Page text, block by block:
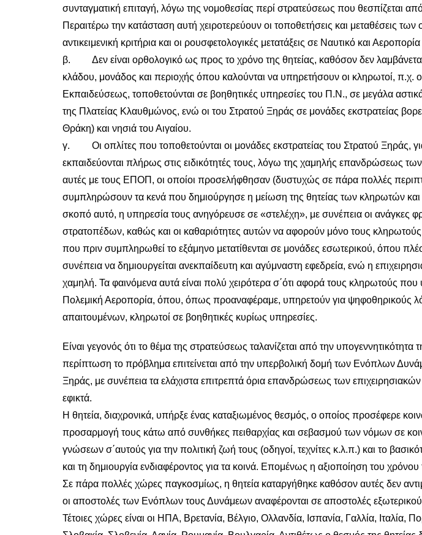
συνταγματική επιταγή, λόγω της νομοθεσίας περί στρατεύσεως που θεσπίζεται από
Περαιτέρω την κατάσταση αυτή χειροτερεύουν οι τοποθετήσεις και μεταθέσεις των
αντικειμενική κριτήρια και οι ρουσφετολογικές μετατάξεις σε Ναυτικό και
β. Δεν είναι ορθολογικό ως προς το χρόνο της θητείας, καθόσον δεν
κλάδου, μονάδος και περιοχής όπου καλούνται να υπηρετήσουν οι κληρωτοί, π.χ.
Εκπαιδεύσεως, τοποθετούνται σε βοηθητικές υπηρεσίες του Π.Ν., σε μεγάλα
της Πλατείας Κλαυθμώνος, ενώ οι του Στρατού Ξηράς σε μονάδες εκστρατείας
Θράκη) και νησιά του Αιγαίου.
γ. Οι οπλίτες που τοποθετούνται οι μονάδες εκστρατείας του Στρατού Ξηράς,
εκπαιδεύονται πλήρως στις ειδικότητές τους, λόγω της χαμηλής επανδρώσεως
αυτές με τους ΕΠΟΠ, οι οποίοι προσελήφθησαν (δυστυχώς σε πάρα πολλές
συμπληρώσουν τα κενά που δημιούργησε η μείωση της θητείας των κληρωτών και
σκοπό αυτό, η υπηρεσία τους ανηγόρευσε σε «στελέχη», με συνέπεια οι ανάγκες
στρατοπέδων, καθώς και οι καθαριότητες αυτών να αφορούν μόνο τους
που πριν συμπληρωθεί το εξάμηνο μετατίθενται σε μονάδες εσωτερικού, όπου
συνέπεια να δημιουργείται ανεκπαίδευτη και αγύμναστη εφεδρεία, ενώ η
χαμηλή. Τα φαινόμενα αυτά είναι πολύ χειρότερα σ΄ότι αφορά τους κληρωτούς
Πολεμική Αεροπορία, όπου, όπως προαναφέραμε, υπηρετούν για ψηφοθηρικούς
απαιτουμένων, κληρωτοί σε βοηθητικές κυρίως υπηρεσίες.
Είναι γεγονός ότι το θέμα της στρατεύσεως ταλανίζεται από την
περίπτωση το πρόβλημα επιτείνεται από την υπερβολική δομή των Ενόπλων
Ξηράς, με συνέπεια τα ελάχιστα επιτρεπτά όρια επανδρώσεως των
εφικτά.
Η θητεία, διαχρονικά, υπήρξε ένας καταξιωμένος θεσμός, ο οποίος προσέφερε
προσαρμογή τους κάτω από συνθήκες πειθαρχίας και σεβασμού των νόμων σε
γνώσεων σ΄αυτούς για την πολιτική ζωή τους (οδηγοί, τεχνίτες κ.λ.π.) και το
και τη δημιουργία ενδιαφέροντος για τα κοινά. Επομένως η αξιοποίηση του χρόνου
Σε πάρα πολλές χώρες παγκοσμίως, η θητεία καταργήθηκε καθόσον αυτές δεν
οι αποστολές των Ενόπλων τους Δυνάμεων αναφέρονται σε αποστολές
Τέτοιες χώρες είναι οι ΗΠΑ, Βρετανία, Βέλγιο, Ολλανδία, Ισπανία, Γαλλία, Ιταλία,